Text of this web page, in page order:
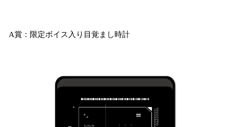
A賞：限定ボイス入り目覚まし時計